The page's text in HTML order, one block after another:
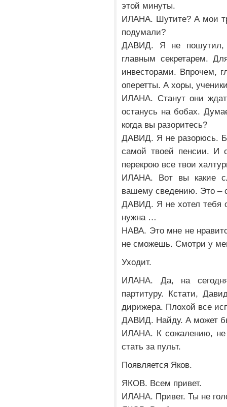
этой минуты.
ИЛАНА. Шутите? А мои
подумали?
ДАВИД. Я не пошутил,
главным секретарем.
инвесторами. Впрочем,
оперетты. А хоры,
ИЛАНА. Станут они
останусь на бобах.
когда вы разоритесь?
ДАВИД. Я не разорюсь.
самой твоей пенсии. И
перекрою все твои
ИЛАНА. Вот вы какие
вашему сведению. Это –
ДАВИД. Я не хотел тебя
нужна …
НАВА. Это мне не
не сможешь. Смотри у
Уходит.
ИЛАНА. Да, на
партитуру. Кстати,
дирижера. Плохой все
ДАВИД. Найду. А может
ИЛАНА. К сожалению, не
стать за пульт.
Появляется Яков.
ЯКОВ. Всем привет.
ИЛАНА. Привет. Ты не